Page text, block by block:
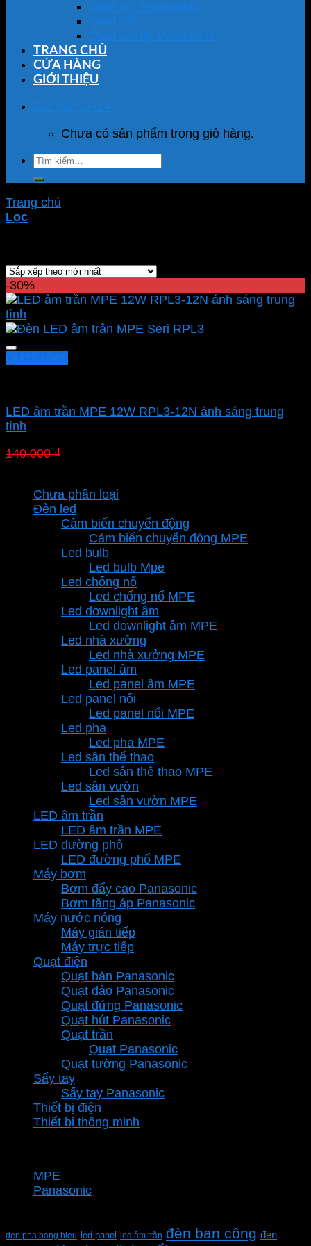
Quạt hút Panasonic
Quạt trần
Quạt tường Panasonic
TRANG CHỦ
CỬA HÀNG
GIỚI THIỆU
Giỏ hàng / 0 ₫
Chưa có sản phẩm trong giỏ hàng.
Tìm
kiếm:
Trang chủ
Lọc
-30%
LED âm trần MPE 12W RPL3-12N ánh sáng trung
tính
140.000₫
140.000 ₫.
là:
Chưa phân loại
Đèn led
Cảm biến chuyển động
Cảm biến chuyển động MPE
Led bulb
Led bulb Mpe
Led chống nổ
Led chống nổ MPE
Led downlight âm
Led downlight âm MPE
Led nhà xưởng
Led nhà xưởng MPE
Led panel âm
Led panel âm MPE
Led panel nổi
Led panel nổi MPE
Led pha
Led pha MPE
Led sân thể thao
Led sân thể thao MPE
Led sân vườn
Led sân vườn MPE
LED âm trần
LED âm trần MPE
LED đường phố
LED đường phố MPE
Máy bơm
Bơm đẩy cao Panasonic
Bơm tăng áp Panasonic
Máy nước nóng
Máy gián tiếp
Máy trực tiếp
Quạt điện
Quạt bàn Panasonic
Quạt đảo Panasonic
Quạt đứng Panasonic
Quạt hút Panasonic
Quạt trần
Quạt Panasonic
Quạt tường Panasonic
Sấy tay
Sấy tay Panasonic
Thiết bị điện
Thiết bị thông minh
MPE
Panasonic
den pha bang hieu led panel led âm trần đèn ban công đèn